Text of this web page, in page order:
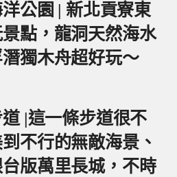
公園 | 新北貢寮東
點，龍洞天然海水
獨木舟超好玩～
|這一條步道很不
不行的無敵海景、
版萬里長城，不時